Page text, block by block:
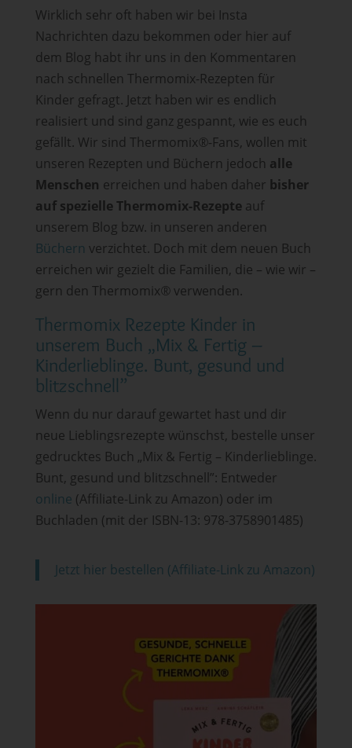
Wirklich sehr oft haben wir bei Insta
Nachrichten dazu bekommen oder hier auf
dem Blog habt ihr uns in den Kommentaren
nach schnellen Thermomix-Rezepten für
Kinder gefragt. Jetzt haben wir es endlich
realisiert und sind ganz gespannt, wie es euch
gefällt. Wir sind Thermomix®-Fans, wollen mit
unseren Rezepten und Büchern jedoch alle
Menschen erreichen und haben daher bisher
auf spezielle Thermomix-Rezepteauf
unserem Blog bzw. in unseren anderen
Büchern verzichtet. Doch mit dem neuen Buch
erreichen wir gezielt die Familien, die – wie wir –
gern den Thermomix®verwenden.
Thermomix Rezepte Kinder in
unserem Buch „Mix & Fertig –
Kinderlieblinge. Bunt, gesund und
blitzschnell”
Wenn du nur darauf gewartet hast und dir
neue Lieblingsrezepte wünschst, bestelle unser
gedrucktes Buch „Mix & Fertig – Kinderlieblinge.
Bunt, gesund und blitzschnell”: Entweder
online (Affiliate-Link zu Amazon) oder im
Buchladen (mit der ISBN-13: 978-3758901485)
Jetzt hier bestellen (Affiliate-Link zu Amazon)